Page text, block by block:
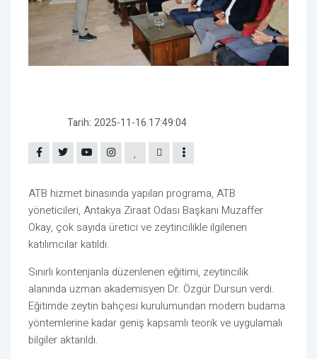
Tarih: 2025-11-16 17:49:04
ATB hizmet binasında yapılan programa, ATB
yöneticileri, Antakya Ziraat Odası Başkanı Muzaffer
Okay, çok sayıda üretici ve zeytincilikle ilgilenen
katılımcılar katıldı.
Sınırlı kontenjanla düzenlenen eğitimi, zeytincilik
alanında uzman akademisyen Dr. Özgür Dursun verdi.
Eğitimde zeytin bahçesi kurulumundan modern budama
yöntemlerine kadar geniş kapsamlı teorik ve uygulamalı
bilgiler aktarıldı.